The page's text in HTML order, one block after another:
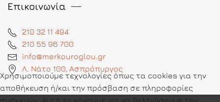
Επικοινωνία
210 32 11 494
210 55 96 700
info@merkouroglou.gr
Λ. Νάτο 100, Ασπρόπυργος
Χρησιμοποιούμε τεχνολογίες όπως τα cookies για την
αποθήκευση ή/και την πρόσβαση σε πληροφορίες
συσκευών. Αυτό το κάνουμε για να βελτιώσουμε την